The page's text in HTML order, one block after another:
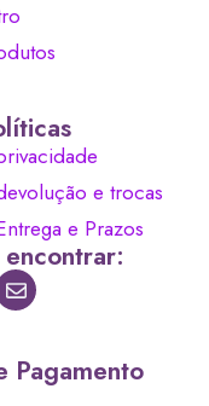
e trocas
e Prazos
Pagamento